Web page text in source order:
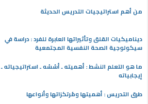
من أهم استراتيجيات التدريس الحديثة
ديناميكيات القلق وتأثيراتها العابرة للفرد : دراسة في
سيكولوجية الصحة النفسية المجتمعية
ما هو التعلم النشط : أهميته ـ أسُسُه ـ استراتيجياته ـ
إيجابياته
طرق التدريس : أهميتها ومُرتكزاتها وأنواعها